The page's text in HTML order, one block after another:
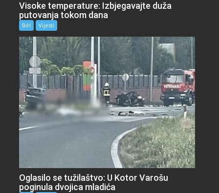
Visoke temperature: Izbjegavajte duža
putovanja tokom dana
BiH Vijesti
Oglasilo se tužilaštvo: U Kotor Varošu
poginula dvojica mladića